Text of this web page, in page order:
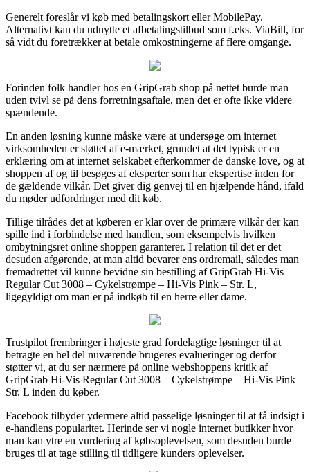
Generelt foreslår vi køb med betalingskort eller MobilePay.
Alternativt kan du udnytte et afbetalingstilbud som f.eks. ViaBill, for
så vidt du foretrækker at betale omkostningerne af flere omgange.
Forinden folk handler hos en GripGrab shop på nettet burde man
uden tvivl se på dens forretningsaftale, men det er ofte ikke videre
spændende.
En anden løsning kunne måske være at undersøge om internet
virksomheden er støttet af e-mærket, grundet at det typisk er en
erklæring om at internet selskabet efterkommer de danske love, og at
shoppen af og til besøges af eksperter som har ekspertise inden for
de gældende vilkår. Det giver dig genvej til en hjælpende hånd, ifald
du møder udfordringer med dit køb.
Tillige tilrådes det at køberen er klar over de primære vilkår der kan
spille ind i forbindelse med handlen, som eksempelvis hvilken
ombytningsret online shoppen garanterer. I relation til det er det
desuden afgørende, at man altid bevarer ens ordremail, således man
fremadrettet vil kunne bevidne sin bestilling af GripGrab Hi-Vis
Regular Cut 3008 – Cykelstrømpe – Hi-Vis Pink – Str. L,
ligegyldigt om man er på indkøb til en herre eller dame.
Trustpilot frembringer i højeste grad fordelagtige løsninger til at
betragte en hel del nuværende brugeres evalueringer og derfor
støtter vi, at du ser nærmere på online webshoppens kritik af
GripGrab Hi-Vis Regular Cut 3008 – Cykelstrømpe – Hi-Vis Pink –
Str. L inden du køber.
Facebook tilbyder ydermere altid passelige løsninger til at få indsigt i
e-handlens popularitet. Herinde ser vi nogle internet butikker hvor
man kan ytre en vurdering af købsoplevelsen, som desuden burde
bruges til at tage stilling til tidligere kunders oplevelser.